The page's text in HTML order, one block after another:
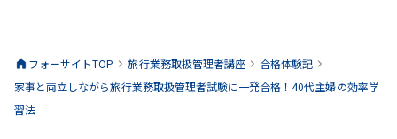
フォーサイトTOP 旅行業務取扱管理者講座
合格体験記
家事と両立しながら旅行業務取扱管理者試験に一発合格！40代主婦の効率学
習法